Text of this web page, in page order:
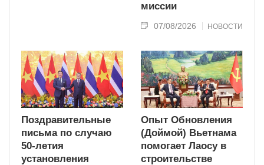
миссии
07/08/2026 НОВОСТИ
Поздравительные
письма по случаю
50-летия
установления
Опыт Обновления
(Доймой) Вьетнама
помогает Лаосу в
строительстве